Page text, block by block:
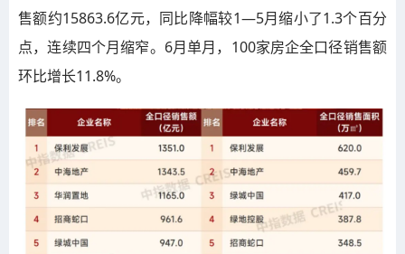
售额约15863.6亿元，同比降幅较1—5月缩小了1.3个百分
点，连续四个月缩窄。6月单月，100家房企全口径销售额
环比增长11.8%。